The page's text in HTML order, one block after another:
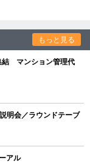
もっと見る
結 マンション管理代
明会／ラウンドテーブ
アル